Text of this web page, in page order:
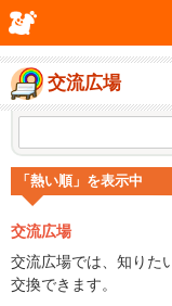
交流広場
「熱い順」を表示中
交流広場
交流広場では、知りた
交換できます。